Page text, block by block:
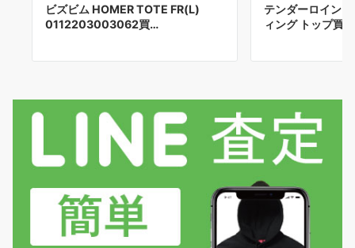
ビズビム HOMER TOTE FR(L)
0112203003062買…
テンダーロイン
ィング トップ買